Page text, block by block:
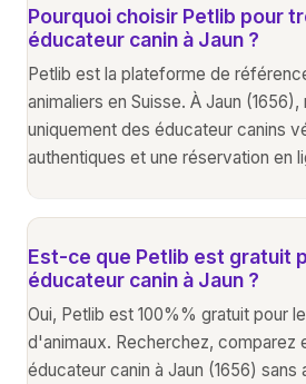
Pourquoi choisir Petlib pour
éducateur canin à Jaun ?
Petlib est la plateforme de
animaliers en Suisse. À Jaun
uniquement des éducateur canins
authentiques et une réservation en
Est-ce que Petlib est gratuit
éducateur canin à Jaun ?
Oui, Petlib est 100%% gratuit pour
d'animaux. Recherchez, comparez
éducateur canin à Jaun (1656) sans